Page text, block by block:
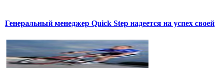
Генеральный менеджер Quick Step надеется на успех своей